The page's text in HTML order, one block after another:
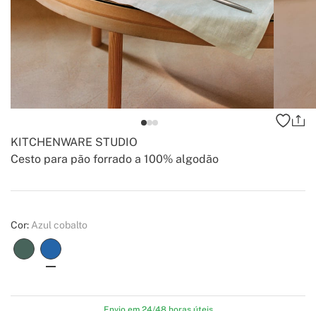
Cesto para pão forrado a 100% algodão
KITCHENWARE STUDIO
Create
Cor: Azul cobalto